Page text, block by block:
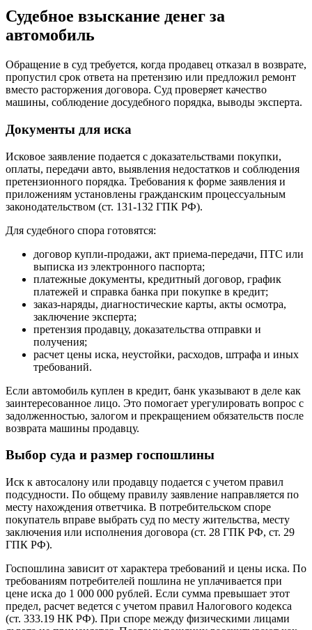
Судебное взыскание денег за
автомобиль
Обращение в суд требуется, когда продавец отказал в возврате,
пропустил срок ответа на претензию или предложил ремонт
вместо расторжения договора. Суд проверяет качество
машины, соблюдение досудебного порядка, выводы эксперта.
Документы для иска
Исковое заявление подается с доказательствами покупки,
оплаты, передачи авто, выявления недостатков и соблюдения
претензионного порядка. Требования к форме заявления и
приложениям установлены гражданским процессуальным
законодательством (ст. 131-132 ГПК РФ).
Для судебного спора готовятся:
договор купли-продажи, акт приема-передачи, ПТС или
выписка из электронного паспорта;
платежные документы, кредитный договор, график
платежей и справка банка при покупке в кредит;
заказ-наряды, диагностические карты, акты осмотра,
заключение эксперта;
претензия продавцу, доказательства отправки и
получения;
расчет цены иска, неустойки, расходов, штрафа и иных
требований.
Если автомобиль куплен в кредит, банк указывают в деле как
заинтересованное лицо. Это помогает урегулировать вопрос с
задолженностью, залогом и прекращением обязательств после
возврата машины продавцу.
Выбор суда и размер госпошлины
Иск к автосалону или продавцу подается с учетом правил
подсудности. По общему правилу заявление направляется по
месту нахождения ответчика. В потребительском споре
покупатель вправе выбрать суд по месту жительства, месту
заключения или исполнения договора (ст. 28 ГПК РФ, ст. 29
ГПК РФ).
Госпошлина зависит от характера требований и цены иска. По
требованиям потребителей пошлина не уплачивается при
цене иска до 1 000 000 рублей. Если сумма превышает этот
предел, расчет ведется с учетом правил Налогового кодекса
(ст. 333.19 НК РФ). При споре между физическими лицами